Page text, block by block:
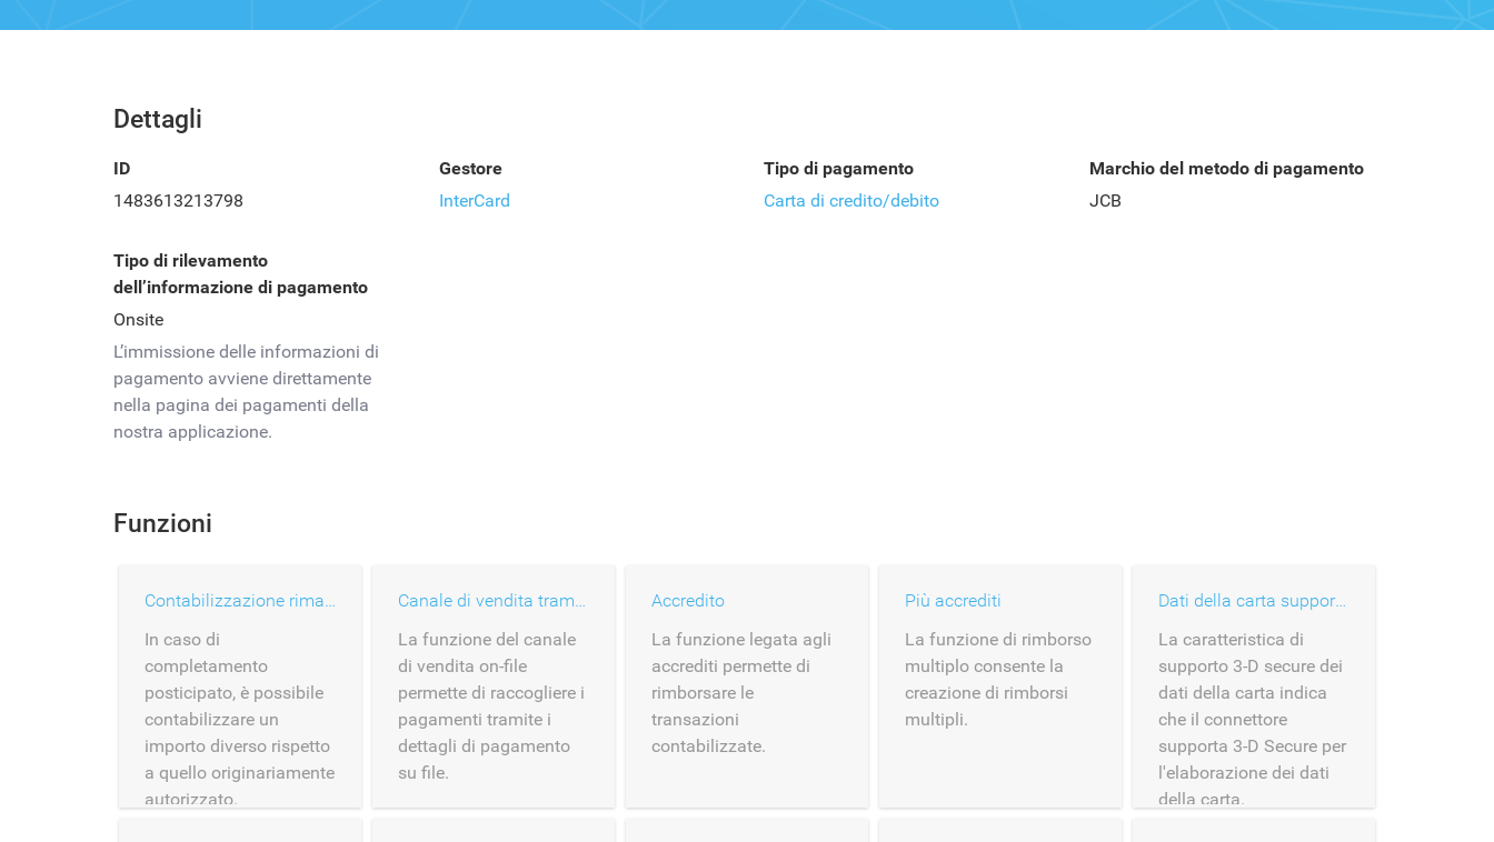
Dettagli
ID
1483613213798
Gestore
InterCard
Tipo di pagamento
Carta di credito/debito
Marchio del metodo di pagamento
JCB
Tipo di rilevamento
dell’informazione di pagamento
Onsite
L’immissione delle informazioni di
pagamento avviene direttamente
nella pagina dei pagamenti della
nostra applicazione.
Funzioni
Contabilizzazione rimandata
In caso di
completamento
posticipato, è possibile
contabilizzare un
importo diverso rispetto
a quello originariamente
autorizzato.
Canale di vendita tramite carte depositate
La funzione del canale
di vendita on-file
permette di raccogliere i
pagamenti tramite i
dettagli di pagamento
su file.
Accredito
La funzione legata agli
accrediti permette di
rimborsare le
transazioni
contabilizzate.
Più accrediti
La funzione di rimborso
multiplo consente la
creazione di rimborsi
multipli.
Dati della carta supporto 3-D Secure
La caratteristica di
supporto 3-D secure dei
dati della carta indica
che il connettore
supporta 3-D Secure per
l'elaborazione dei dati
della carta.